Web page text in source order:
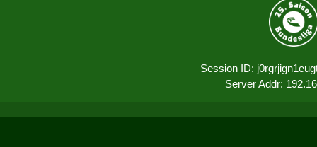
Session ID:
Server Addr: